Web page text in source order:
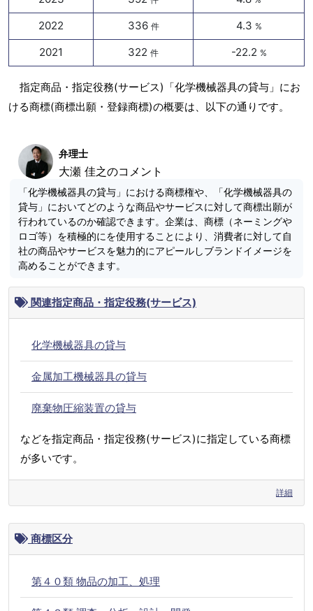
2022 336 件 4.3 %
2021 322 件 -22.2 %
指定商品・指定役務(サービス)「化学機械器具の貸与」にお
ける商標(商標出願・登録商標)の概要は、以下の通りです。
弁理士
大瀬 佳之のコメント
「化学機械器具の貸与」における商標権や、「化学機械器具の
貸与」においてどのような商品やサービスに対して商標出願が
行われているのか確認できます。企業は、商標（ネーミングや
ロゴ等）を積極的にを使用することにより、消費者に対して自
社の商品やサービスを魅力的にアピールしブランドイメージを
高めることができます。
関連指定商品・指定役務(サービス)
化学機械器具の貸与
金属加工機械器具の貸与
廃棄物圧縮装置の貸与
などを指定商品・指定役務(サービス)に指定している商標
が多いです。
詳細
商標区分
第４０類 物品の加工、処理